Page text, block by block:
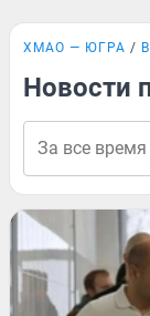
ХМАО — ЮГРА
Новости